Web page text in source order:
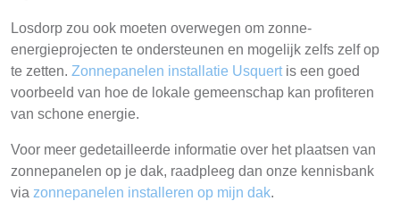
Losdorp zou ook moeten overwegen om zonne-
energieprojecten te ondersteunen en mogelijk zelfs zelf op
te zetten. Zonnepanelen installatie Usquertis een goed
voorbeeld van hoe de lokale gemeenschap kan profiteren
van schone energie.
Voor meer gedetailleerde informatie over het plaatsen van
zonnepanelen op je dak, raadpleeg dan onze kennisbank
via zonnepanelen installeren op mijn dak.